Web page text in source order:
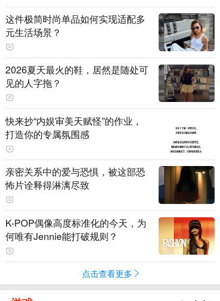
这件极简时尚单品如何实现适配多
元生活场景？
2026夏天最火的鞋，居然是随处可
见的人字拖？
快来抄“内娱审美天赋怪”的作业，
打造你的专属氛围感
亲密关系中的爱与恐惧，被这部恐
怖片诠释得淋漓尽致
K-POP偶像高度标准化的今天，为
何唯有Jennie能打破规则？
点击查看更多